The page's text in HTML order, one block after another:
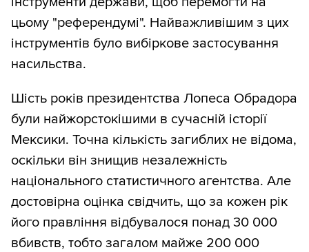
цьому "референдумі". Найважливішим з цих
інструментів було вибіркове застосування
насильства.
Шість років президентства Лопеса Обрадора
були найжорстокішими в сучасній історії
Мексики. Точна кількість загиблих не відома,
оскільки він знищив незалежність
національного статистичного агентства. Але
достовірна оцінка свідчить, що за кожен рік
його правління відбувалося понад 30 000
вбивств, тобто загалом майже 200 000